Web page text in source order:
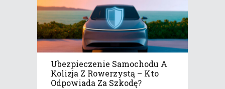
Ubezpieczenie Samochodu A
Kolizja Z Rowerzystą – Kto
Odpowiada Za Szkodę?